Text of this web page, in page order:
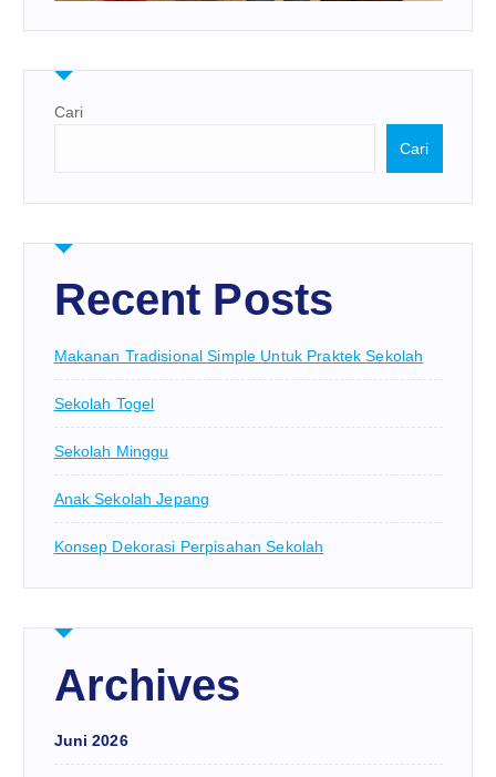
Cari
Cari
Recent Posts
Makanan Tradisional Simple Untuk Praktek Sekolah
Sekolah Togel
Sekolah Minggu
Anak Sekolah Jepang
Konsep Dekorasi Perpisahan Sekolah
Archives
Juni 2026